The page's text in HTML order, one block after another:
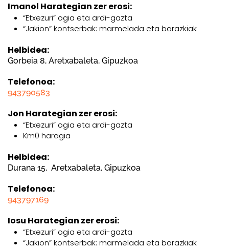
Imanol Harategian zer erosi:
“Etxezuri” ogia eta ardi-gazta
“Jakion” kontserbak: marmelada eta barazkiak
Helbidea:
Gorbeia 8, Aretxabaleta, Gipuzkoa
Telefonoa:
943790583
Jon Harategian zer erosi:
“Etxezuri” ogia eta ardi-gazta
Km0 haragia
Helbidea:
Durana 15, Aretxabaleta, Gipuzkoa
Telefonoa:
943797169
Iosu Harategian zer erosi:
“Etxezuri” ogia eta ardi-gazta
“Jakion” kontserbak: marmelada eta barazkiak